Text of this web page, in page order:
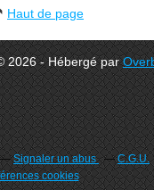
Haut de page
2026 - Hébergé par
Signaler un abus C.G.U.
cookies